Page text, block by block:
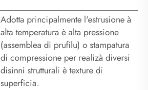
Adotta principalmente l'estrusione à
alta temperatura è alta pressione
(assemblea di prufilu) o stampatura
di compressione per realizà diversi
disinni strutturali è texture di
superficia.